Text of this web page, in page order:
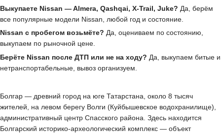
Выкупаете Nissan — Almera, Qashqai, X-Trail, Juke? Да, берём
все популярные модели Nissan, любой год и состояние.
Nissan с пробегом возьмёте? Да, оцениваем по состоянию,
выкупаем по рыночной цене.
Берёте Nissan после ДТП или не на ходу? Да, выкупаем битые и
нетранспортабельные, вывоз организуем.
Болгар — древний город на юге Татарстана, около 8 тысяч
жителей, на левом берегу Волги (Куйбышевское водохранилище),
административный центр Спасского района. Здесь находится
Болгарский историко-археологический комплекс — объект